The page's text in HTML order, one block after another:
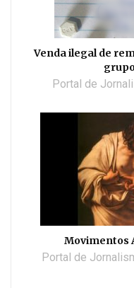
Venda ilegal de
Portal de
Movimentos
Portal de